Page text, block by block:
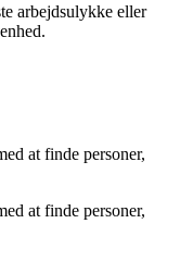
arbejdsulykke eller
at finde personer,
at finde personer,